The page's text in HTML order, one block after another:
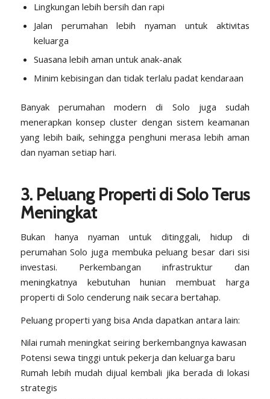
Lingkungan lebih bersih dan rapi
Jalan perumahan lebih nyaman untuk aktivitas
keluarga
Suasana lebih aman untuk anak-anak
Minim kebisingan dan tidak terlalu padat kendaraan
Banyak perumahan modern di Solo juga sudah
menerapkan konsep clusterdengan sistem keamanan
yang lebih baik, sehingga penghuni merasa lebih aman
dan nyaman setiap hari.
3. Peluang Properti di Solo Terus
Meningkat
Bukan hanya nyaman untuk ditinggali, hidup di
perumahan Solo juga membuka peluang besar dari sisi
investasi. Perkembangan infrastruktur dan
meningkatnya kebutuhan hunian membuat harga
properti di Solo cenderung naik secara bertahap.
Peluang properti yang bisa Anda dapatkan antara lain:
Nilai rumah meningkat seiring berkembangnya kawasan
Potensi sewa tinggi untuk pekerja dan keluarga baru
Rumah lebih mudah dijual kembali jika berada di lokasi
strategis